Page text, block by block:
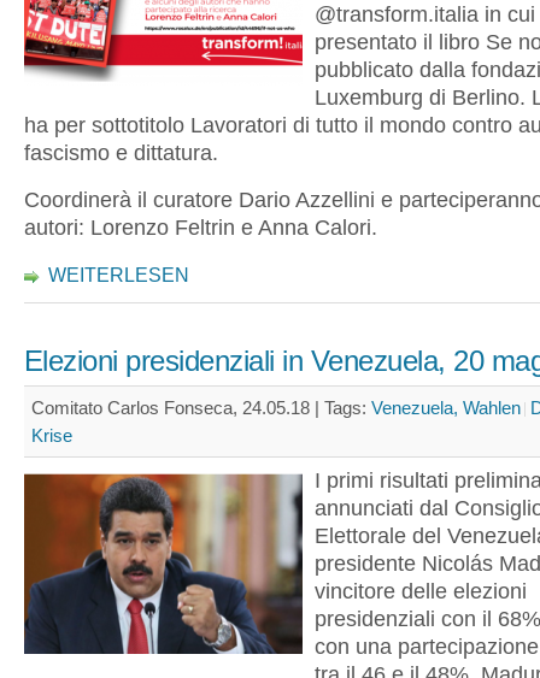
@transform.italia in
presentato il libro Se
pubblicato dalla
Luxemburg di Berlino.
ha per sottotitolo Lavoratori di tutto il mondo contro
fascismo e dittatura.
Coordinerà il curatore Dario Azzellini e
autori: Lorenzo Feltrin e Anna Calori.
WEITERLESEN
Elezioni presidenziali in Venezuela, 20
Comitato Carlos Fonseca, 24.05.18 | Tags: Venezuela, Wahlen
Krise
I primi risultati
annunciati dal
Elettorale del
presidente Nicolás
vincitore delle elezioni
presidenziali con il
con una